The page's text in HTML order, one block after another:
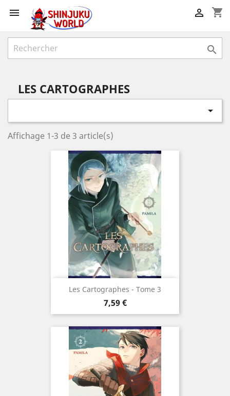
 shopping_cart


LES CARTOGRAPHES

Affichage 1-3 de 3 article(s)
Les Cartographes - Tome 3
Prix
7,59 €